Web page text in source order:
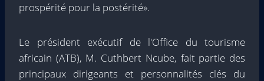
prospérité pour la postérité».
Le président exécutif de l'Office du tourisme
africain (ATB), M. Cuthbert Ncube, fait partie des
principaux dirigeants et personnalités clés du